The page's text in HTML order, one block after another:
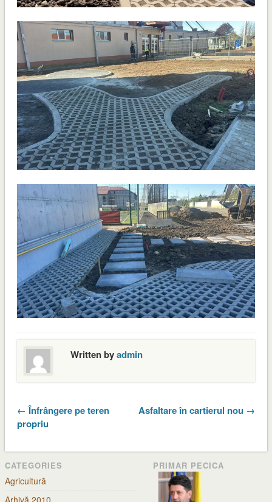
Written byadmin
← Înfrângere pe teren
propriu
Asfaltare în cartierul nou →
CATEGORIES
Agricultură
PRIMAR PECICA